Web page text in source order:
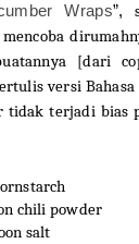
Wraps”,
[dari
versi
tidak terjadi bias
chili powder
salt